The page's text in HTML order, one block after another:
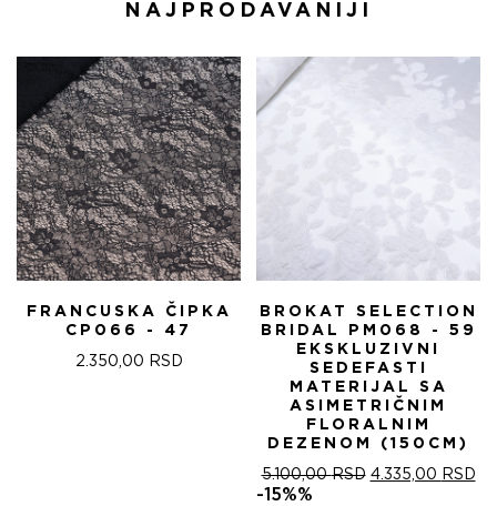
NAJPRODAVANIJI
FRANCUSKA ČIPKA
CP066 - 47
2.350,00 RSD
BROKAT SELECTION
BRIDAL PM068 - 59
EKSKLUZIVNI
SEDEFASTI
MATERIJAL SA
ASIMETRIČNIM
FLORALNIM
DEZENOM (150CM)
5.100,00RSD ОРИГИНАЛНА
4.335,00 RSD
-15%%